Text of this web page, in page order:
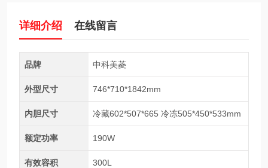
详细介绍 在线留言
品牌 中科美菱
外型尺寸 746*710*1842mm
内胆尺寸 冷藏602*507*665 冷冻505*450*533mm
额定功率 190W
有效容积 300L